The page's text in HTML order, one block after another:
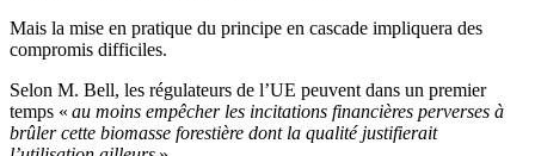
Mais la mise en pratique du principe en cascade impliquera des
compromis difficiles.
Selon M. Bell, les régulateurs de l’UE peuvent dans un premier
temps « au moins empêcher les incitations financières perverses à
brûler cette biomasse forestière dont la qualité justifierait